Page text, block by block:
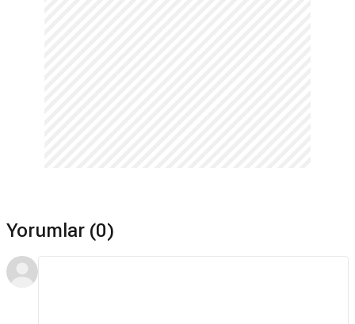
Yorumlar (0)